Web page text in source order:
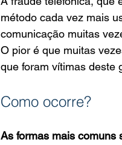
método cada vez mais
comunicação muitas
O pior é que muitas
que foram vítimas deste
Como ocorre?
As formas mais comuns